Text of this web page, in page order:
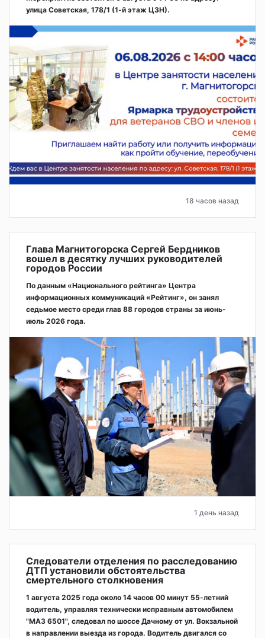
улица Советская, 178/1 (1‑й этаж ЦЗН).
18 часов назад
Глава Магнитогорска Сергей Бердников
вошел в десятку лучших руководителей
городов России
По данным «Национального рейтинга» Центра
информационных коммуникаций «Рейтинг», он занял
седьмое место среди глав 88 городов страны за июнь-
июль 2026 года.
1 день назад
Следователи отделения по расследованию
ДТП установили обстоятельства
смертельного столкновения
1 августа 2025 года около 14 часов 00 минут 55-летний
водитель, управляя технически исправным автомобилем
"МАЗ 6501", следовал по шоссе Дачному от ул. Вокзальной
в направлении выезда из города. Водитель двигался со